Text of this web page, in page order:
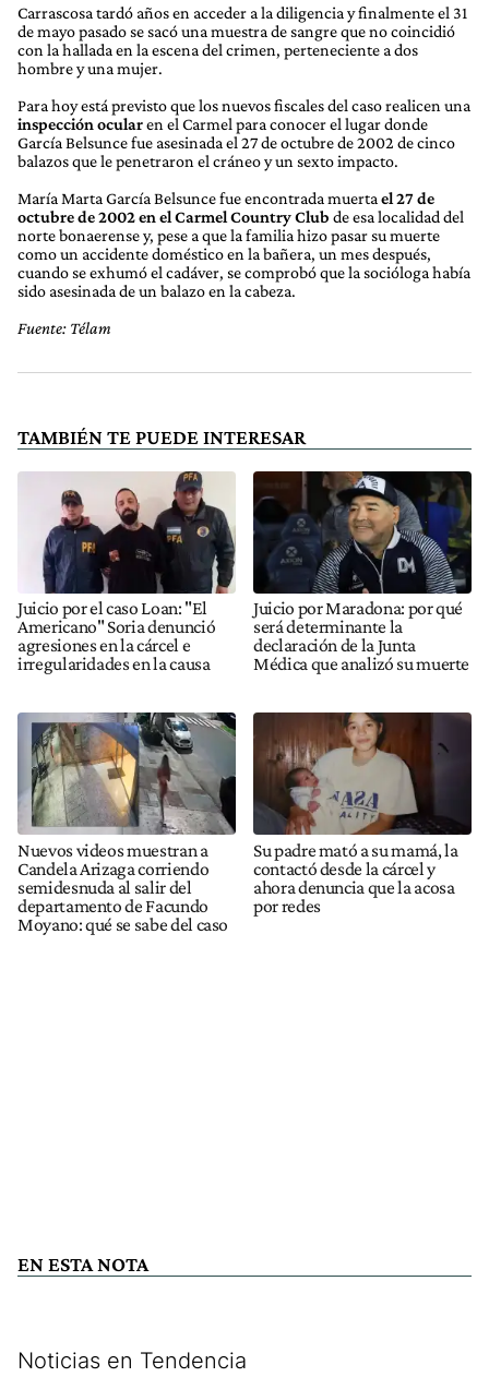
Carrascosa tardó años en acceder a la diligencia y finalmente el 31
de mayo pasado se sacó una muestra de sangre que no coincidió
con la hallada en la escena del crimen, perteneciente a dos
hombre y una mujer.
Para hoy está previsto que los nuevos fiscales del caso realicen una
inspección ocularen el Carmel para conocer el lugar donde
García Belsunce fue asesinada el 27 de octubre de 2002 de cinco
balazos que le penetraron el cráneo y un sexto impacto.
María Marta García Belsunce fue encontrada muerta el 27 de
octubre de 2002 en el Carmel Country Club de esa localidad del
norte bonaerense y, pese a que la familia hizo pasar su muerte
como un accidente doméstico en la bañera, un mes después,
cuando se exhumó el cadáver, se comprobó que la socióloga había
sido asesinada de un balazo en la cabeza.
Fuente: Télam
TAMBIÉN TE PUEDE INTERESAR
Juicio por el caso Loan: "El
Americano" Soria denunció
agresiones en la cárcel e
irregularidades en la causa
Juicio por Maradona: por qué
será determinante la
declaración de la Junta
Médica que analizó su muerte
Nuevos videos muestran a
Candela Arizaga corriendo
semidesnuda al salir del
departamento de Facundo
Moyano: qué se sabe del caso
Su padre mató a su mamá, la
contactó desde la cárcel y
ahora denuncia que la acosa
por redes
EN ESTA NOTA
Noticias en Tendencia